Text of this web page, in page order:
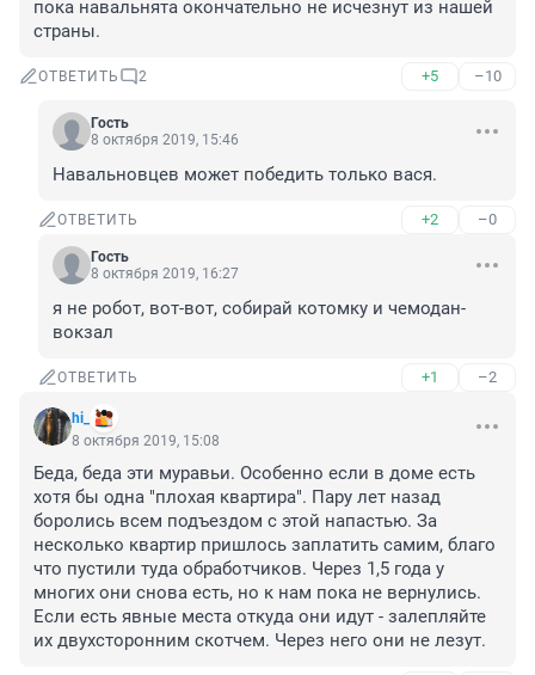
пока навальнята окончательно не исчезнут из нашей
страны.
ОТВЕТИТЬ 2 +5 –10
Гость
8 октября 2019, 15:46
Навальновцев может победить только вася.
ОТВЕТИТЬ +2 –0
Гость
8 октября 2019, 16:27
я не робот, вот-вот, собирай котомку и чемодан-
вокзал
ОТВЕТИТЬ +1 –2
hi_
8 октября 2019, 15:08
Беда, беда эти муравьи. Особенно если в доме есть
хотя бы одна "плохая квартира". Пару лет назад
боролись всем подъездом с этой напастью. За
несколько квартир пришлось заплатить самим, благо
что пустили туда обработчиков. Через 1,5 года у
многих они снова есть, но к нам пока не вернулись.
Если есть явные места откуда они идут - залепляйте
их двухсторонним скотчем. Через него они не лезут.